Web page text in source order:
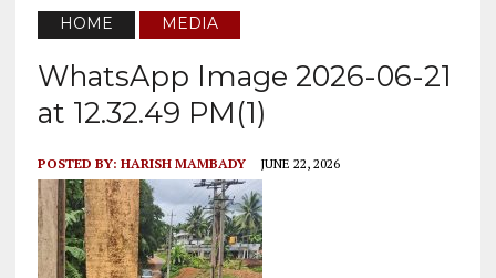
HOME MEDIA
WhatsApp Image 2026-06-21
at 12.32.49 PM(1)
POSTED BY: HARISH MAMBADY JUNE 22, 2026